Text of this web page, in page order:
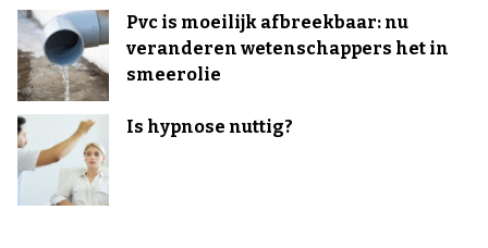
Pvc is moeilijk afbreekbaar: nu
veranderen wetenschappers het in
smeerolie
Is hypnose nuttig?